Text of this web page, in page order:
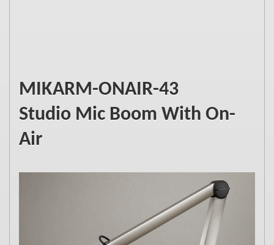
MIKARM-ONAIR-43
Studio Mic Boom With On-
Air